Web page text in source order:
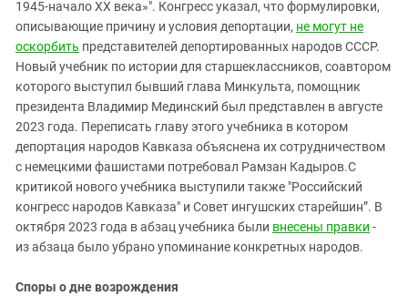
1945-начало XX века»". Конгресс указал, что формулировки,
описывающие причину и условия депортации, не могут не
оскорбить представителей депортированных народов СССР.
Новый учебник по истории для старшеклассников, соавтором
которого выступил бывший глава Минкульта, помощник
президента Владимир Мединский был представлен в августе
2023 года. Переписать главу этого учебника в котором
депортация народов Кавказа объяснена их сотрудничеством
с немецкими фашистами потребовал Рамзан Кадыров.С
критикой нового учебника выступили также "Российский
конгресс народов Кавказа" и Совет ингушских старейшин”. В
октября 2023 года в абзац учебника были внесены правки -
из абзаца было убрано упоминание конкретных народов.
Споры о дне возрождения